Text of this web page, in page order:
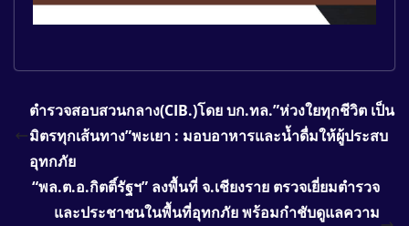
ตำรวจสอบสวนกลาง(CIB.)โดย บก.ทล.”ห่วงใยทุกชีวิต เป็น
มิตรทุกเส้นทาง”พะเยา : มอบอาหารและน้ำดื่มให้ผู้ประสบ
อุทกภัย
“พล.ต.อ.กิตติ์รัฐฯ” ลงพื้นที่ จ.เชียงราย ตรวจเยี่ยมตำรวจ
และประชาชนในพื้นที่อุทกภัย พร้อมกำชับดูแลความ